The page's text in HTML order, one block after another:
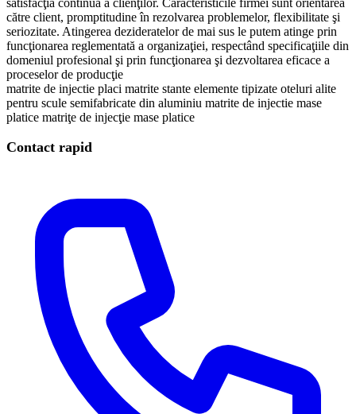
către client, promptitudine în rezolvarea problemelor, flexibilitate şi
seriozitate. Atingerea dezideratelor de mai sus le putem atinge prin
funcţionarea reglementată a organizaţiei, respectând specificaţiile din
domeniul profesional şi prin funcţionarea şi dezvoltarea eficace a
proceselor de producţie
matrite de injectie placi matrite stante elemente tipizate oteluri alite
pentru scule semifabricate din aluminiu matrite de injectie mase
platice matriţe de injecţie mase platice
Contact rapid